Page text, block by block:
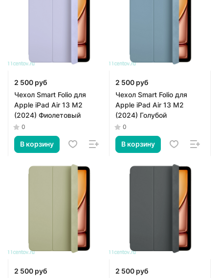
2 500 руб
Чехол Smart Folio для
Apple iPad Air 13 M2
(2024) Фиолетовый
0
В корзину
2 500 руб
Чехол Smart Folio для
Apple iPad Air 13 M2
(2024) Голубой
0
В корзину
2 500 руб
2 500 руб